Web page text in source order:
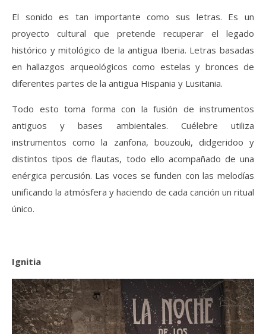
El sonido es tan importante como sus letras. Es un
proyecto cultural que pretende recuperar el legado
histórico y mitológico de la antigua Iberia. Letras basadas
en hallazgos arqueológicos como estelas y bronces de
diferentes partes de la antigua Hispania y Lusitania.
Todo esto toma forma con la fusión de instrumentos
antiguos y bases ambientales. Cuélebre utiliza
instrumentos como la zanfona, bouzouki, didgeridoo y
distintos tipos de flautas, todo ello acompañado de una
enérgica percusión. Las voces se funden con las melodías
unificando la atmósfera y haciendo de cada canción un ritual
único.
Ignitia